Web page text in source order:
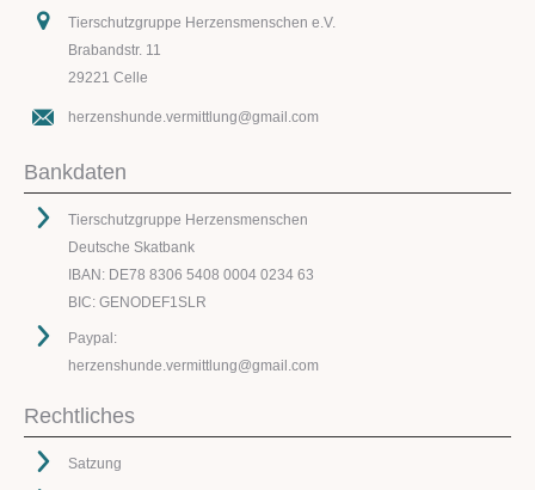
Tierschutzgruppe Herzensmenschen e.V.
Brabandstr. 11
29221 Celle
herzenshunde.vermittlung@gmail.com
Bankdaten
Tierschutzgruppe Herzensmenschen
Deutsche Skatbank
IBAN: DE78 8306 5408 0004 0234 63
BIC: GENODEF1SLR
Paypal:
herzenshunde.vermittlung@gmail.com
Rechtliches
Satzung